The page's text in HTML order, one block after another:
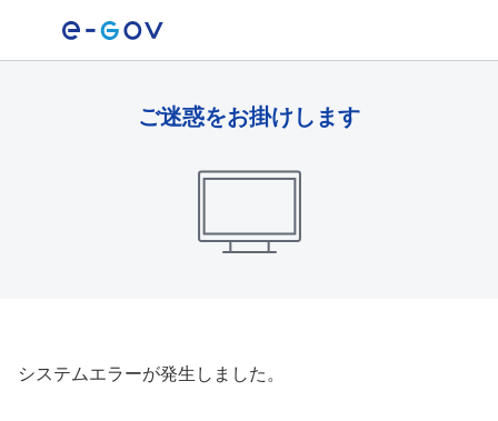
ご迷惑をお掛けします
システムエラーが発生しました。